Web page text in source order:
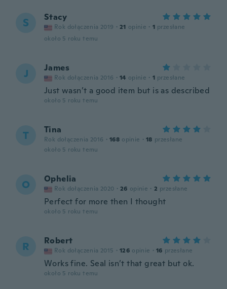
S Stacy
Rok dołączenia 2019 · 21 opinie · 1 przesłane
około 5 roku temu
J James
Rok dołączenia 2016 · 14 opinie · 1 przesłane
Just wasn’t a good item but is as described
około 5 roku temu
T Tina
Rok dołączenia 2016 · 168 opinie · 18 przesłane
około 5 roku temu
O Ophelia
Rok dołączenia 2020 · 26 opinie · 2 przesłane
Perfect for more then I thought
około 5 roku temu
R Robert
Rok dołączenia 2015 · 126 opinie · 16 przesłane
Works fine. Seal isn’t that great but ok.
około 5 roku temu